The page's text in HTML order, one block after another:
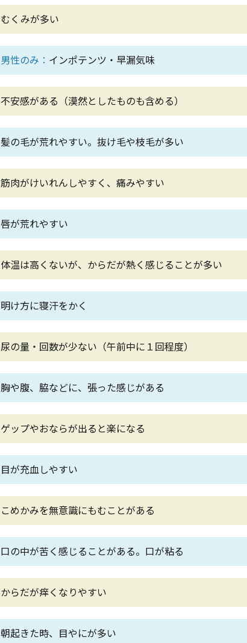
むくみが多い
男性のみ： インポテンツ・早漏気味
不安感がある（漠然としたものも含める）
髪の毛が荒れやすい。抜け毛や枝毛が多い
筋肉がけいれんしやすく、痛みやすい
唇が荒れやすい
体温は高くないが、からだが熱く感じることが多い
明け方に寝汗をかく
尿の量・回数が少ない（午前中に１回程度）
胸や腹、脇などに、張った感じがある
ゲップやおならが出ると楽になる
目が充血しやすい
こめかみを無意識にもむことがある
口の中が苦く感じることがある。口が粘る
からだが痒くなりやすい
朝起きた時、目やにが多い